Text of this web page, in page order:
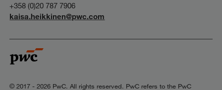
+358 (0)20 787 7906
kaisa.heikkinen@pwc.com
© 2017 - 2026 PwC. All rights reserved. PwC refers to the PwC